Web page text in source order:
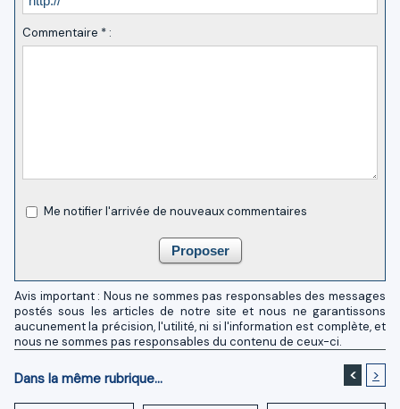
Commentaire * :
Me notifier l'arrivée de nouveaux commentaires
Avis important : Nous ne sommes pas responsables des messages
postés sous les articles de notre site et nous ne garantissons
aucunement la précision, l'utilité, ni si l'information est complète, et
nous ne sommes pas responsables du contenu de ceux-ci.
Dans la même rubrique... < >